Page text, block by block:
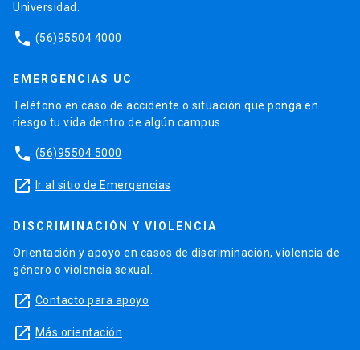
Universidad.
phone (56)95504 4000
EMERGENCIAS UC
Teléfono en caso de accidente o situación que ponga en
riesgo tu vida dentro de algún campus.
phone (56)95504 5000
launch Ir al sitio de Emergencias
DISCRIMINACIÓN Y VIOLENCIA
Orientación y apoyo en casos de discriminación, violencia de
género o violencia sexual.
launch Contacto para apoyo
launch Más orientación